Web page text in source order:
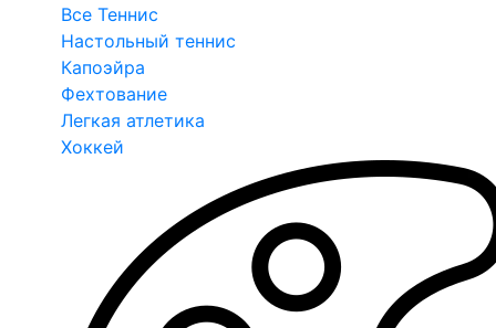
Все Теннис
Настольный теннис
Капоэйра
Фехтование
Легкая атлетика
Хоккей